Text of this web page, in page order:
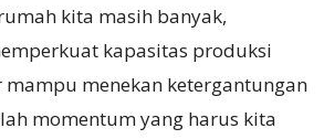
kita masih banyak,
kapasitas produksi
menekan ketergantungan
momentum yang harus kita